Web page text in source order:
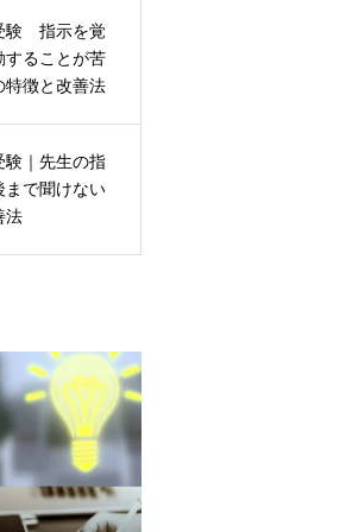
験 指示を覚
することが苦
特徴と改善法
験｜先生の指
まで聞けない
法